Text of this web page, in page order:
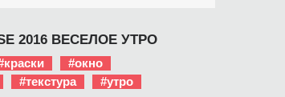
2016 ВЕСЕЛОЕ УТРО
#окно
#текстура #утро